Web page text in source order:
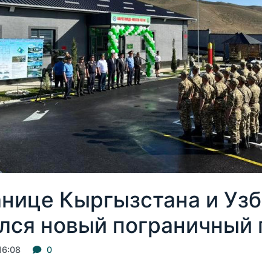
Кыргызстана и
новый пограничный
0